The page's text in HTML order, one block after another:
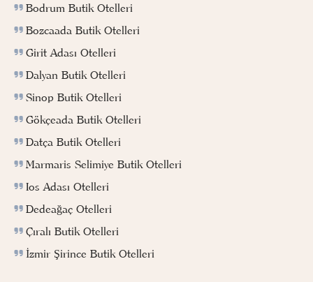
Bodrum Butik Otelleri
Bozcaada Butik Otelleri
Girit Adası Otelleri
Dalyan Butik Otelleri
Sinop Butik Otelleri
Gökçeada Butik Otelleri
Datça Butik Otelleri
Marmaris Selimiye Butik Otelleri
Ios Adası Otelleri
Dedeağaç Otelleri
Çıralı Butik Otelleri
İzmir Şirince Butik Otelleri